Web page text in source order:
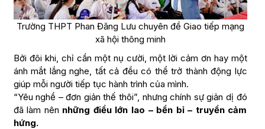
Trường THPT Phan Đăng Lưu chuyên đề Giao tiếp mạng
xã hội thông minh
Bởi đôi khi, chỉ cần một nụ cười, một lời cảm ơn hay một
ánh mắt lắng nghe, tất cả đều có thể trở thành động lực
giúp mỗi người tiếp tục hành trình của mình.
“Yêu nghề – đơn giản thế thôi”, nhưng chính sự giản dị đó
đã làm nên những điều lớn lao – bền bỉ – truyền cảm
hứng.